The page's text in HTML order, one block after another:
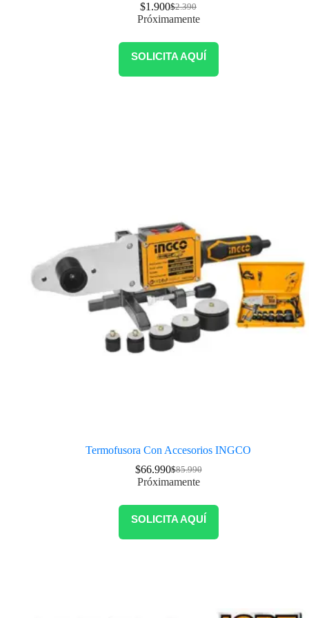
$2.390
$1.900
Próximamente
SOLICITA AQUÍ
Termofusora Con Accesorios INGCO
$85.990
$66.990
Próximamente
SOLICITA AQUÍ